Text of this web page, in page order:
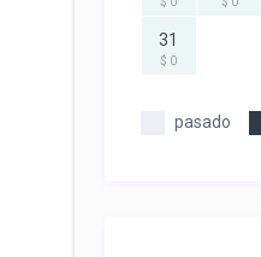
31
$ 0
pasado